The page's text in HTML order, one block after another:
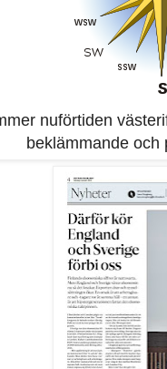
nuförtiden
beklämmande och